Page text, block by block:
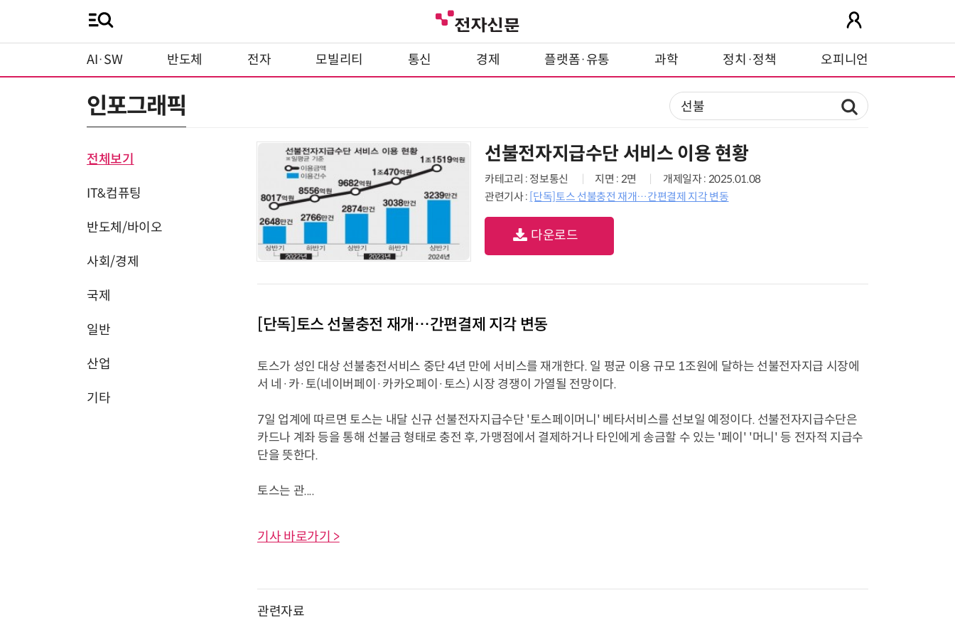
AI·SW 반도체 전자 모빌리티 통신 경제 플랫폼·유통 과학 정치·정책 오피니언
인포그래픽
전체보기
IT&컴퓨팅
반도체/바이오
사회/경제
국제
일반
산업
기타
선불전자지급수단 서비스 이용 현황
카테고리 : 정보통신 지면 : 2면
개제일자 : 2025.01.08
관련기사 : [단독]토스 선불충전 재개…간편결제 지각 변동
다운로드
[단독]토스 선불충전 재개…간편결제 지각 변동
토스가 성인 대상 선불충전서비스 중단 4년 만에 서비스를 재개한다. 일 평균 이용 규모 1조원에 달하는 선불전자지급 시장에
서 네·카·토(네이버페이·카카오페이·토스) 시장 경쟁이 가열될 전망이다.
7일 업계에 따르면 토스는 내달 신규 선불전자지급수단 '토스페이머니' 베타서비스를 선보일 예정이다. 선불전자지급수단은
카드나 계좌 등을 통해 선불금 형태로 충전 후, 가맹점에서 결제하거나 타인에게 송금할 수 있는 '페이' '머니' 등 전자적 지급수
단을 뜻한다.
토스는 관....
기사 바로가기 >
관련자료